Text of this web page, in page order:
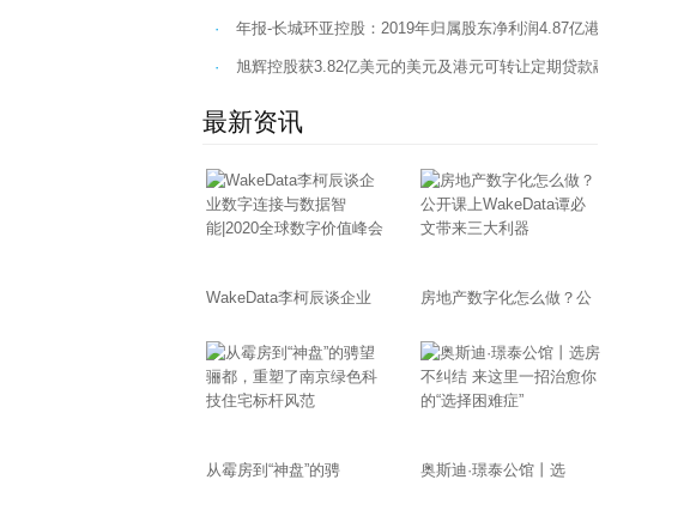
· 年报-长城环亚控股：2019年归属股东净利润4.87亿港元 同比降
· 旭辉控股获3.82亿美元的美元及港元可转让定期贷款融资…
最新资讯
WakeData李柯辰谈企业 房地产数字化怎么做？公
从霉房到“神盘”的骋 奥斯迪·璟泰公馆丨选